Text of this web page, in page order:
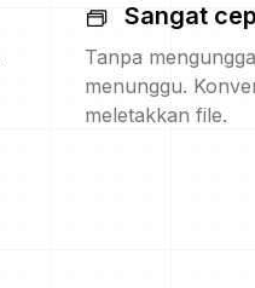
Sangat
Tanpa
menunggu.
meletakkan file.